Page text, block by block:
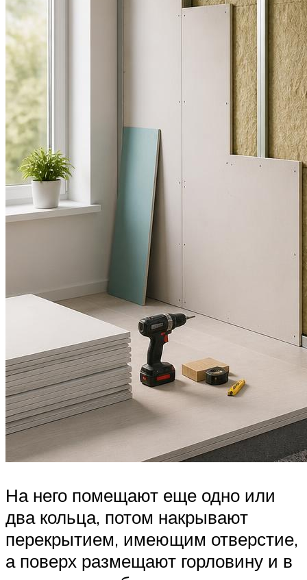
На него помещают еще одно или
два кольца, потом накрывают
перекрытием, имеющим отверстие,
а поверх размещают горловину и в